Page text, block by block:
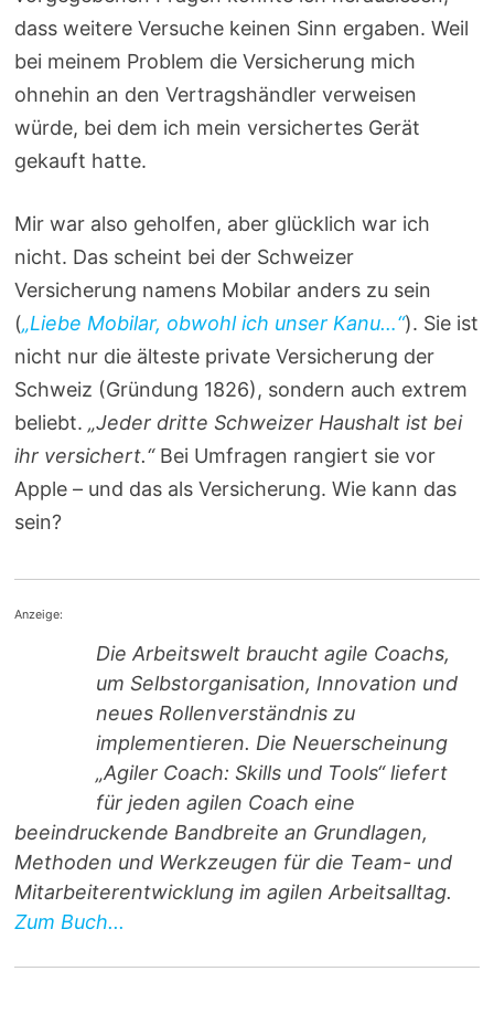
dass weitere Versuche keinen Sinn ergaben. Weil
bei meinem Problem die Versicherung mich
ohnehin an den Vertragshändler verweisen
würde, bei dem ich mein versichertes Gerät
gekauft hatte.
Mir war also geholfen, aber glücklich war ich
nicht. Das scheint bei der Schweizer
Versicherung namens Mobilar anders zu sein
(„Liebe Mobilar, obwohl ich unser Kanu…“). Sie ist
nicht nur die älteste private Versicherung der
Schweiz (Gründung 1826), sondern auch extrem
beliebt.„Jeder dritte Schweizer Haushalt ist bei
ihr versichert.“Bei Umfragen rangiert sie vor
Apple – und das als Versicherung. Wie kann das
sein?
Anzeige:
Die Arbeitswelt braucht agile Coachs,
um Selbstorganisation, Innovation und
neues Rollenverständnis zu
implementieren. Die Neuerscheinung
„Agiler Coach: Skills und Tools“ liefert
für jeden agilen Coach eine
beeindruckende Bandbreite an Grundlagen,
Methoden und Werkzeugen für die Team- und
Mitarbeiterentwicklung im agilen Arbeitsalltag.
Zum Buch...